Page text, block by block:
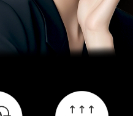
동탄점 평택점
의정부점